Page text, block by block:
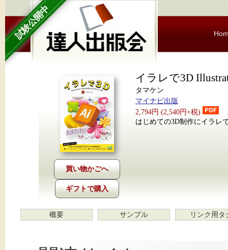
試験公開中
ギフトで購入
イラレで3D
タマケン
マイナビ出版
2,794円 (2,540円+税)
はじめての3D制作にイラレ
概要 サンプル リンク用タ